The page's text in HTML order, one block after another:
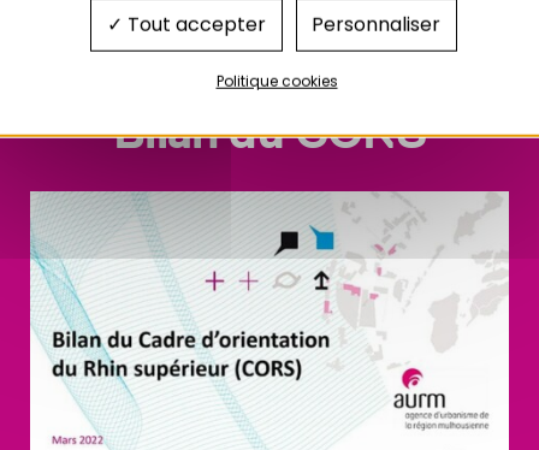
Bilan du CORS
Tout accepter
Personnaliser
Politique cookies